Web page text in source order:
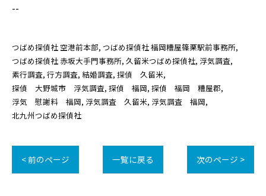
--
つばめ探偵社 空港前本部 つばめ探偵社 福岡糟屋篠栗駅前事務所
つばめ探偵社 赤坂大手門事務所 久留米つばめ探偵社 浮気調査
素行調査 行方調査 結婚調査 探偵 久留米
探偵 大野城市 浮気調査 探偵 福岡 探偵 福岡 糟屋郡
浮気 慰謝料 福岡 浮気調査 久留米 浮気調査 福岡
北九州つばめ探偵社
< 前のページ 一覧に戻る 次のページ >